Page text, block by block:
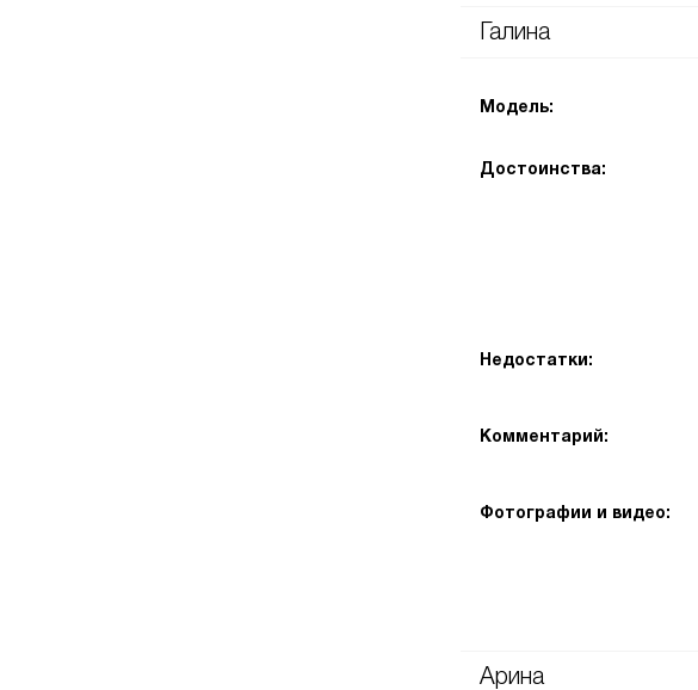
Галина
Модель:
Достоинства:
Недостатки:
Комментарий:
Фотографии и видео:
Арина